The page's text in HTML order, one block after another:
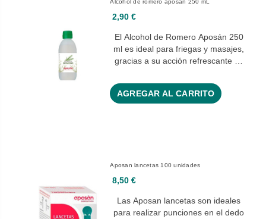
Alcohol de romero aposan 250 mL
2,90 €
El Alcohol de Romero Aposán 250
ml es ideal para friegas y masajes,
gracias a su acción refrescante …
AGREGAR AL CARRITO
Aposan lancetas 100 unidades
8,50 €
Las Aposan lancetas son ideales
para realizar punciones en el dedo